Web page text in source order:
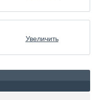
Увеличить